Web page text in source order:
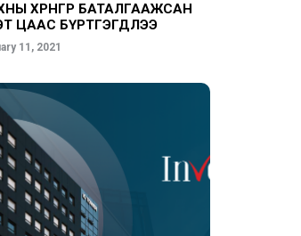
ХӨРӨНГӨӨР БАТАЛГААЖСАН
ЦААС БҮРТГЭГДЛЭЭ
11, 2021